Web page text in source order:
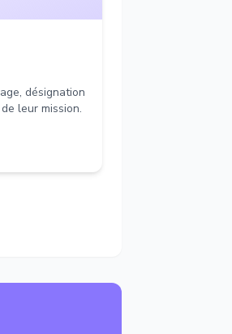
désignation
leur mission.